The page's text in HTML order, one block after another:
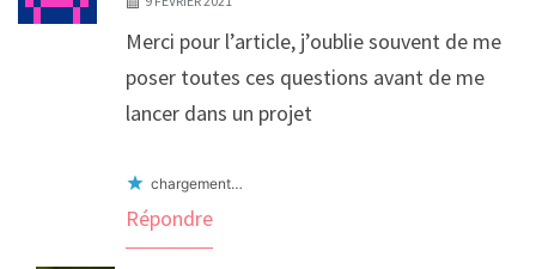
Merci pour l’article, j’oublie souvent de me
poser toutes ces questions avant de me
lancer dans un projet
chargement…
Répondre